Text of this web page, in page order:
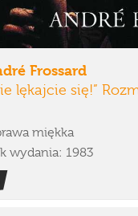
Frossard
lękajcie się!”
miękka
wydania: 1983